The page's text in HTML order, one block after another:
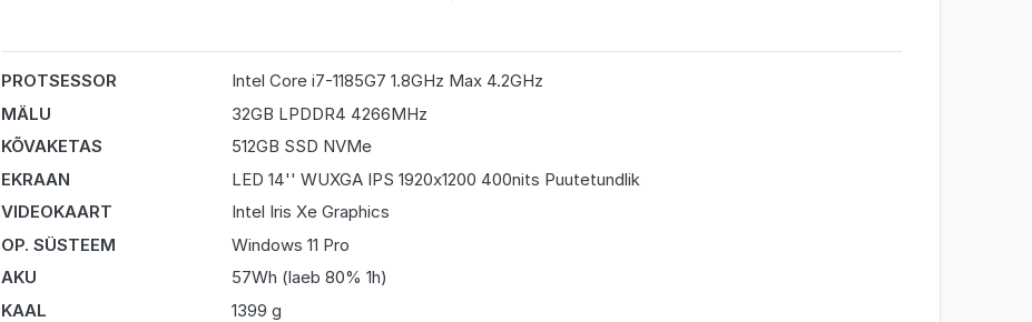
PROTSESSOR
Intel Core i7-1185G7 1.8GHz Max 4.2GHz
MÄLU
32GB LPDDR4 4266MHz
KÕVAKETAS
512GB SSD NVMe
EKRAAN
LED 14'' WUXGA IPS 1920x1200 400nits Puutetundlik
VIDEOKAART
Intel Iris Xe Graphics
OP. SÜSTEEM
Windows 11 Pro
AKU
57Wh (laeb 80% 1h)
KAAL
1399 g